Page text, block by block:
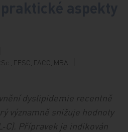
FESC, FACC, MBA
dyslipidemie recentně
významně snižuje hodnoty
Přípravek je indikován